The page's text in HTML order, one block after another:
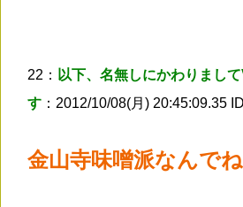
22： 以下、名無しにかわりまし
す ：2012/10/08(月) 20:45:09.35
金山寺味噌派なんでね